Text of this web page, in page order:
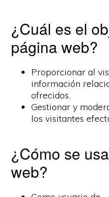
¿Cuál es el
página web?
Proporcionar al
información
ofrecidos.
Gestionar y
los visitantes
¿Cómo se
web?